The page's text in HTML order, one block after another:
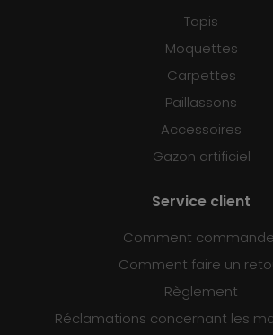
Tapis
Moquettes
Carpettes
Paillassons
Accessoires
Gazon artificiel
Service client
Comment
Comment faire un
Règlement
Réclamations concernant les